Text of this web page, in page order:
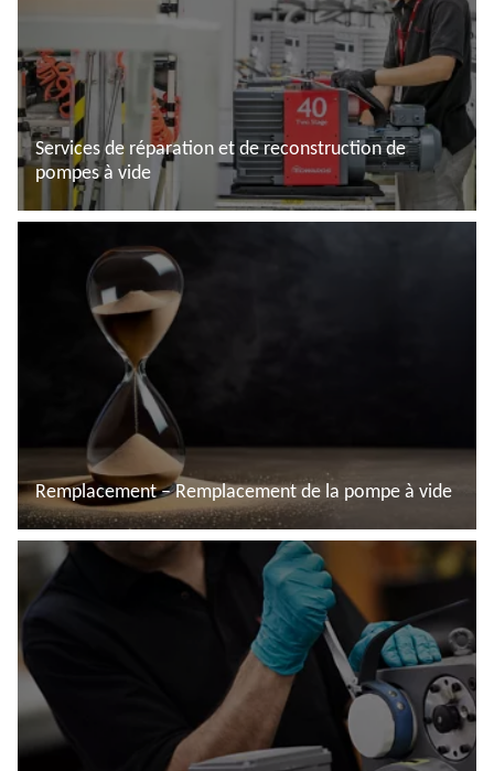
Services de réparation et de reconstruction de
pompes à vide
Remplacement – Remplacement de la pompe à vide
En savoir plus